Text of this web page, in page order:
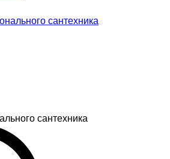
сантехника